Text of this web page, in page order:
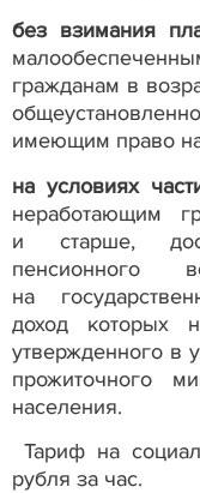
без взимания
гражданам в
имеющим право
на условиях
неработающим
и
старше,
пенсионного
на
доход которых
утвержденного в
прожиточного
населения.
Тариф на
рубля за час.